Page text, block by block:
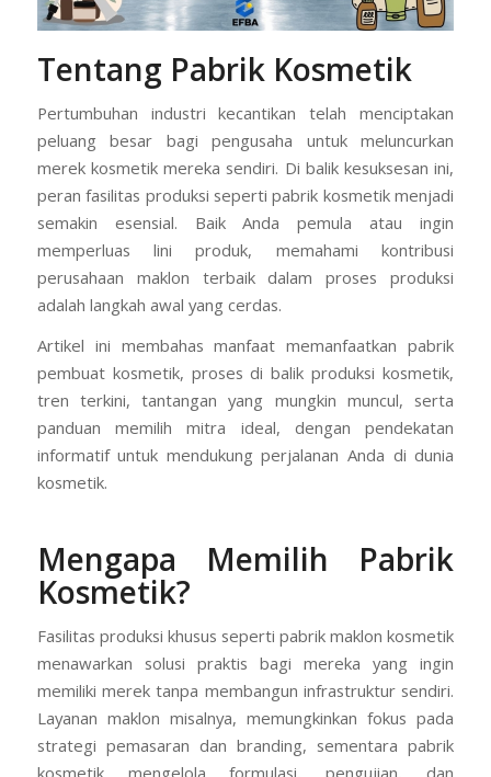
Tentang Pabrik Kosmetik
Pertumbuhan industri kecantikan telah menciptakan
peluang besar bagi pengusaha untuk meluncurkan
merek kosmetik mereka sendiri. Di balik kesuksesan ini,
peran fasilitas produksi seperti pabrik kosmetik menjadi
semakin esensial. Baik Anda pemula atau ingin
memperluas lini produk, memahami kontribusi
perusahaan maklon terbaik dalam proses produksi
adalah langkah awal yang cerdas.
Artikel ini membahas manfaat memanfaatkan pabrik
pembuat kosmetik, proses di balik produksi kosmetik,
tren terkini, tantangan yang mungkin muncul, serta
panduan memilih mitra ideal, dengan pendekatan
informatif untuk mendukung perjalanan Anda di dunia
kosmetik.
Mengapa Memilih Pabrik
Kosmetik?
Fasilitas produksi khusus seperti pabrik maklon kosmetik
menawarkan solusi praktis bagi mereka yang ingin
memiliki merek tanpa membangun infrastruktur sendiri.
Layanan maklon misalnya, memungkinkan fokus pada
strategi pemasaran dan branding, sementara pabrik